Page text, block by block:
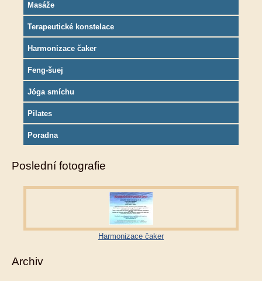
Masáže
Terapeutické konstelace
Harmonizace čaker
Feng-šuej
Jóga smíchu
Pilates
Poradna
Poslední fotografie
Harmonizace čaker
Archiv